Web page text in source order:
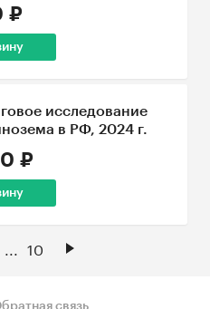
₽
исследование
в РФ, 2024 г.
₽
... 10
связь